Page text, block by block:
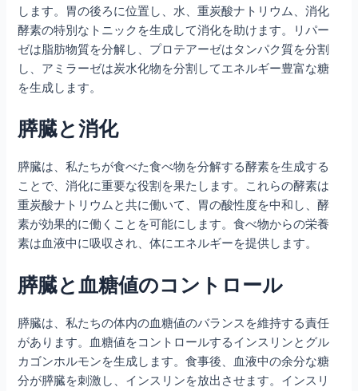
します。胃の後ろに位置し、水、重炭酸ナトリウム、消化
酵素の特別なトニックを生成して消化を助けます。リパー
ゼは脂肪物質を分解し、プロテアーゼはタンパク質を分割
し、アミラーゼは炭水化物を分割してエネルギー豊富な糖
を生成します。
膵臓と消化
膵臓は、私たちが食べた食べ物を分解する酵素を生成する
ことで、消化に重要な役割を果たします。これらの酵素は
重炭酸ナトリウムと共に働いて、胃の酸性度を中和し、酵
素が効果的に働くことを可能にします。食べ物からの栄養
素は血液中に吸収され、体にエネルギーを提供します。
膵臓と血糖値のコントロール
膵臓は、私たちの体内の血糖値のバランスを維持する責任
があります。血糖値をコントロールするインスリンとグル
カゴンホルモンを生成します。食事後、血液中の余分な糖
分が膵臓を刺激し、インスリンを放出させます。インスリ